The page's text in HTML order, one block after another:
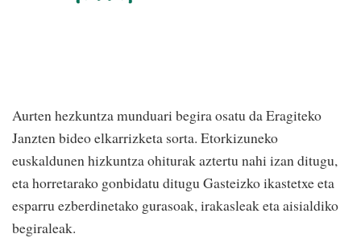
Aurten hezkuntza munduari begira osatu da Eragiteko
Janzten bideo elkarrizketa sorta. Etorkizuneko
euskaldunen hizkuntza ohiturak aztertu nahi izan ditugu,
eta horretarako gonbidatu ditugu Gasteizko ikastetxe eta
esparru ezberdinetako gurasoak, irakasleak eta aisialdiko
begiraleak.